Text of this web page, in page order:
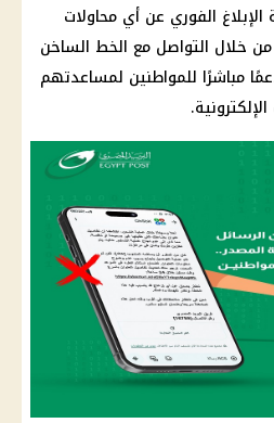
الفوري عن أي محاولات
خلال التواصل مع الخط الساخن
دعمًا مباشرًا للمواطنين لمساعدتهم